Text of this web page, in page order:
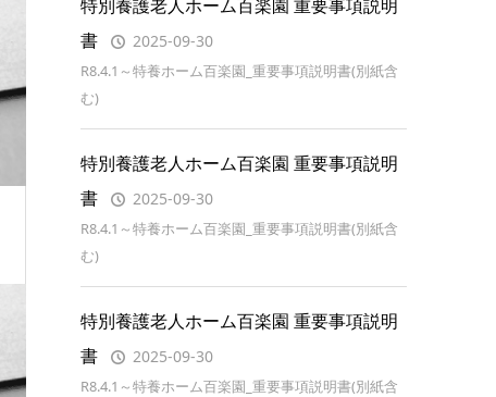
特別養護老人ホーム百楽園 重要事項説明
書
2025-09-30
R8.4.1～特養ホーム百楽園_重要事項説明書(別紙含
む)
特別養護老人ホーム百楽園 重要事項説明
書
2025-09-30
R8.4.1～特養ホーム百楽園_重要事項説明書(別紙含
む)
特別養護老人ホーム百楽園 重要事項説明
書
2025-09-30
R8.4.1～特養ホーム百楽園_重要事項説明書(別紙含